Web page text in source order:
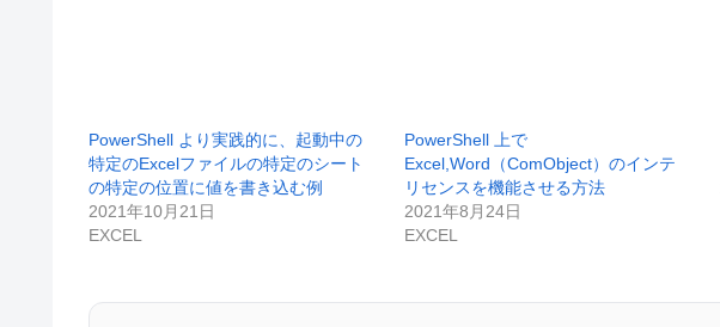
PowerShell より実践的に、起動中の
特定のExcelファイルの特定のシート
の特定の位置に値を書き込む例
2021年10月21日
EXCEL
PowerShell 上で
Excel,Word（ComObject）のインテ
リセンスを機能させる方法
2021年8月24日
EXCEL